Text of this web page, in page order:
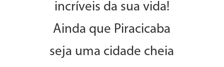
incríveis da sua vida!
Ainda que Piracicaba
seja uma cidade cheia